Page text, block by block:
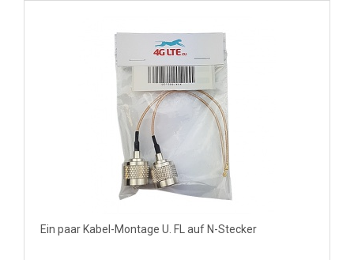
Ein paar Kabel-Montage U. FL auf N-Stecker